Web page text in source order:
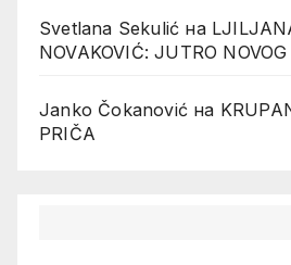
Svetlana Sekulić на
NOVAKOVIĆ: JUTRO
Janko Čokanović на
PRIČA